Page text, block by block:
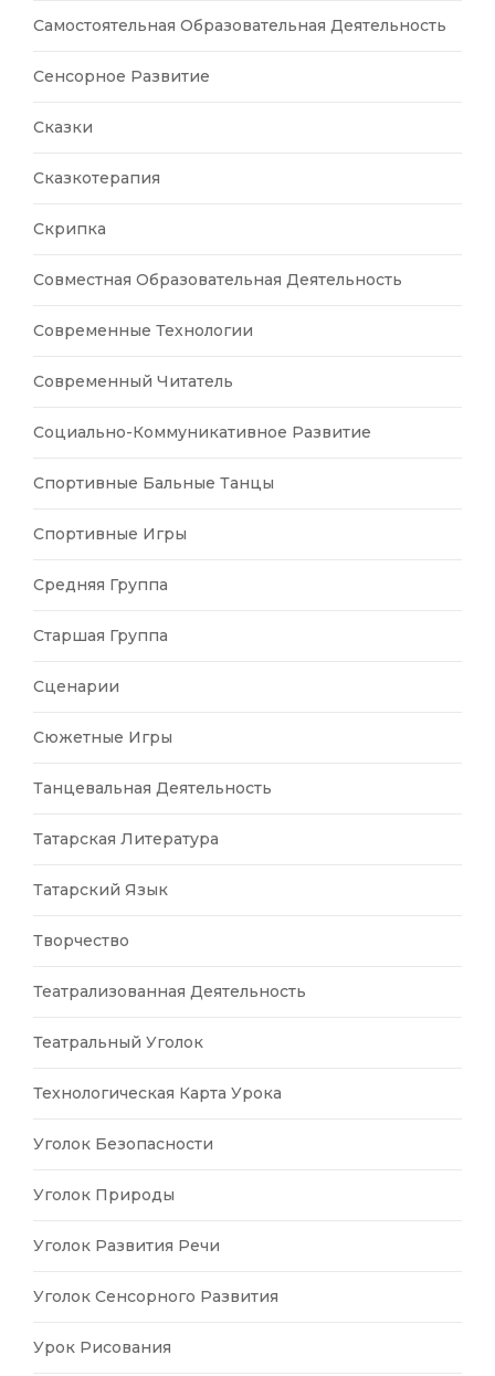
Самостоятельная Образовательная Деятельность
Сенсорное Развитие
Сказки
Сказкотерапия
Скрипка
Совместная Образовательная Деятельность
Современные Технологии
Современный Читатель
Социально-Коммуникативное Развитие
Спортивные Бальные Танцы
Спортивные Игры
Средняя Группа
Старшая Группа
Сценарии
Сюжетные Игры
Танцевальная Деятельность
Татарская Литература
Татарский Язык
Творчество
Театрализованная Деятельность
Театральный Уголок
Технологическая Карта Урока
Уголок Безопасности
Уголок Природы
Уголок Развития Речи
Уголок Сенсорного Развития
Урок Рисования